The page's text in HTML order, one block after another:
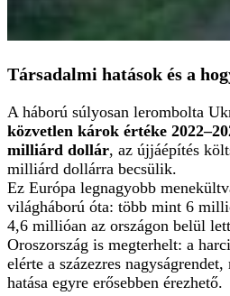
Társadalmi hatások és a
A háború súlyosan lerombolta
közvetlen károk értéke
milliárd dollár, az újjáépítés
milliárd dollárra becsülik.
Ez Európa legnagyobb
világháború óta: több mint 6
4,6 millióan az országon belül
Oroszország is megterhelt: a
elérte a százezres
hatása egyre erősebben érezhető.